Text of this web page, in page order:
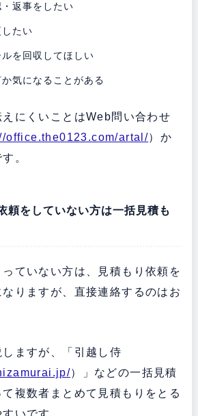
返事をしたい
たい
を回収してほしい
気になることがある
えにくいことはWeb問い合わせ
office.the0123.com/artal/）か
。
頼をしていない方は一括見積も
ていない方は、見積もり依頼を
りますが、直接連絡するのはお
ますが、「引越し侍
）」などの一括見積
複数者まとめて見積もりをとる